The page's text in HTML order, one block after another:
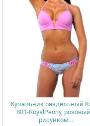
Купальник раздельный
801-RoyalPeony,
рисунком...